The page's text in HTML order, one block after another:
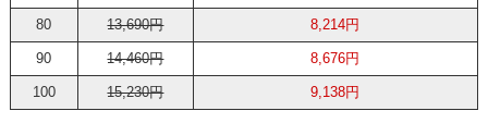
80 13,690円 8,214円
90 14,460円 8,676円
100 15,230円 9,138円